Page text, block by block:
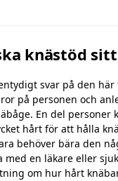
knästöd
svar på den här
på personen och
En del personer
hårt för att hålla
behöver bära den
med en läkare eller
om hur hårt